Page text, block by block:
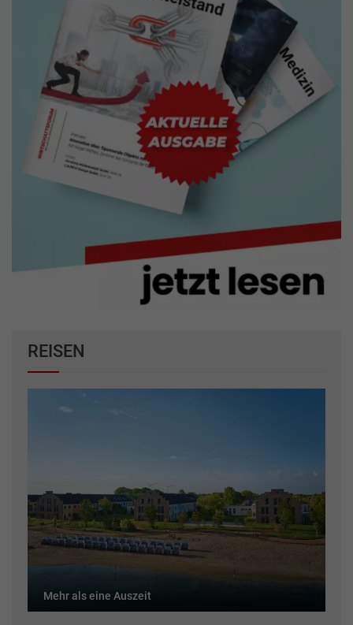
REISEN
Mehr als eine Auszeit